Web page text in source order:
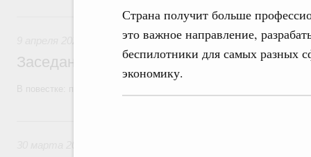
Страна получит больше
это важное направление,
беспилотники для самых разных
экономику.
9 апреля, четверг
Заседание Правительства (2026 год,